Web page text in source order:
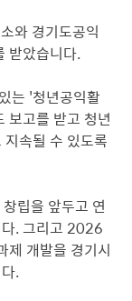
와 경기도공익
받았습니다.
는 '청년공익활
보고를 받고 청년
속될 수 있도록
립을 앞두고 연
. 그리고 2026
제 개발을 경기시
.